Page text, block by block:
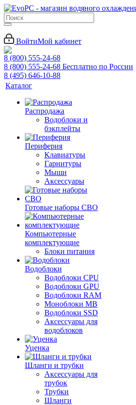
ВойтиМой кабинет
8 (800) 555-24-68
8 (800) 555-24-68 Бесплатно по России
8 (495) 646-10-88
Каталог
Распродажа
Водоблоки и
бэкплейты
Периферия
Клавиатуры
Гарнитуры
Мыши
Аксессуары
Готовые наборы СВО
Компьютерные
комплектующие
Блоки питания
Водоблоки
Водоблоки CPU
Водоблоки GPU
Водоблоки RAM
Моноблоки MB
Водоблоки SSD
Аксессуары для
водоблоков
Уценка
Шланги и трубки
Аксессуары для
трубок
Трубки
Шланги